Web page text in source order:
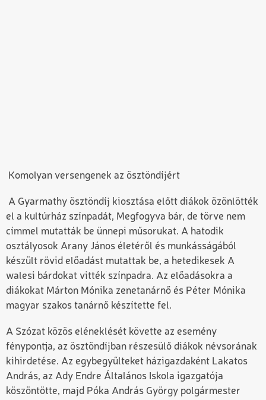
Komolyan versengenek az ösztöndíjért
A Gyarmathy ösztöndíj kiosztása előtt diákok özönlötték
el a kultúrház színpadát, Megfogyva bár, de törve nem
címmel mutatták be ünnepi műsorukat. A hatodik
osztályosok Arany János életéről és munkásságából
készült rövid előadást mutattak be, a hetedikesek A
walesi bárdokat vitték színpadra. Az előadásokra a
diákokat Márton Mónika zenetanárnő és Péter Mónika
magyar szakos tanárnő készítette fel.
A Szózat közös eléneklését követte az esemény
fénypontja, az ösztöndíjban részesülő diákok névsorának
kihirdetése. Az egybegyűlteket házigazdaként Lakatos
András, az Ady Endre Általános Iskola igazgatója
köszöntötte, majd Póka András György polgármester